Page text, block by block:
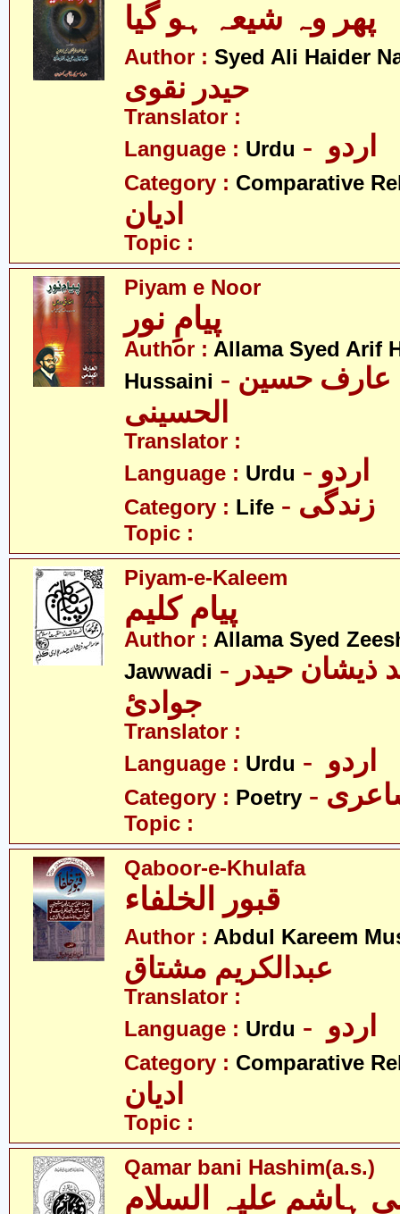
Author : Syed Ali Haider
حیدر نقوی
Translator :
Language : Urdu
Category : Comparative
ادیان
Topic :
Piyam e Noor
پیامِ نور
Author : Allama Syed Arif
Hussaini - علامہ سید عارف حسین
الحسینی
Translator :
Language : Urdu - اردو
Category : Life - زندگی
Topic :
Piyam-e-Kaleem
پیام کلیم
Author : Allama Syed
Jawwadi - علامہ سیّد ذیشان حیدر
جوادئ
Translator :
Language : Urdu
Category : Poetry
Topic :
Qaboor-e-Khulafa
Author : Abdul Kareem
عبدالکریم مشتاق
Translator :
Language : Urdu
Category : Comparative
ادیان
Topic :
Qamar bani Hashim(a.s.)
ہاشم علیہ السلام